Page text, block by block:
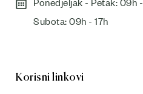
Ponedjeljak - Petak: 09h -
Subota: 09h - 17h​
Korisni linkovi